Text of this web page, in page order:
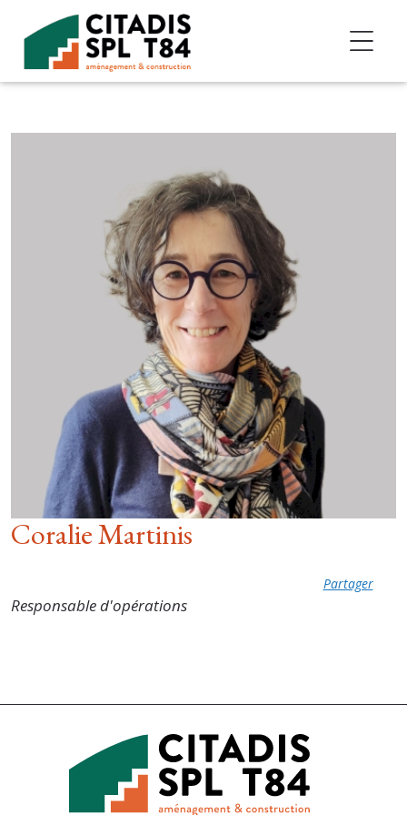
Accéder au contenu
Coralie Martinis
Partager
Responsable d'opérations